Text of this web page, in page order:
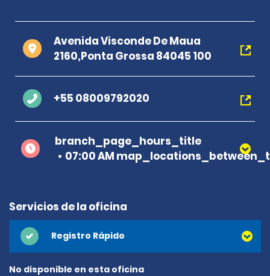
Avenida Visconde De Maua
2160,Ponta Grossa 84045 100
+55 08009792020
branch_page_hours_title
07:00 AM
Servicios de la oficina
Registro Rápido
No disponible en esta oficina